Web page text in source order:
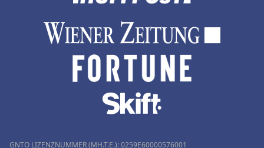
GNTO LIZENZNUMMER (MH.T.E.): 0259Ε60000576001